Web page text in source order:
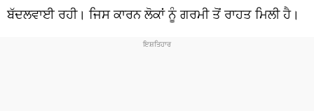
ਬੱਦਲਵਾਈ ਰਹੀ। ਜਿਸ ਕਾਰਨ ਲੋਕਾਂ ਨੂੰ ਗਰਮੀ ਤੋਂ ਰਾਹਤ ਮਿਲੀ ਹੈ।